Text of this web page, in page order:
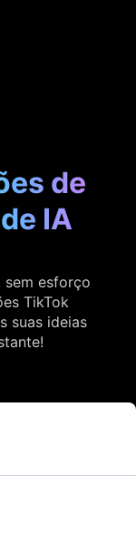
de
IA
sem esforço
TikTok
suas ideias